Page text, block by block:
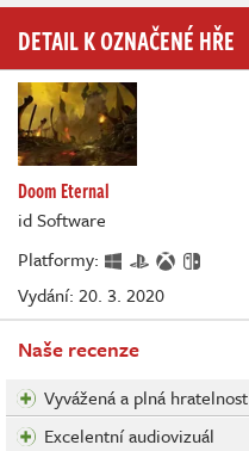
DETAIL K OZNAČENÉ HŘE
Doom Eternal
id Software
Platformy:
Vydání: 20. 3. 2020
Naše recenze
Vyvážená a plná hratelnost
Excelentní audiovizuál